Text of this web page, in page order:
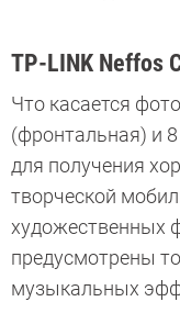
TP-LINK Neffos
Что касается
(фронтальная) и
для получения
творческой
художественных
предусмотрены
музыкальных